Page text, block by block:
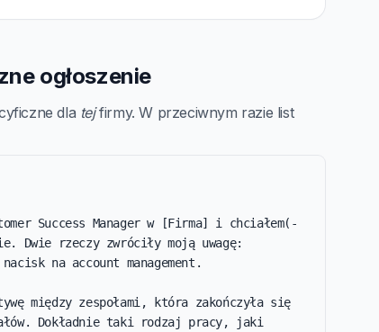
ogłoszenie
dla tejfirmy. W przeciwnym razie list
Success Manager w [Firma] i chciałem(-
Dwie rzeczy zwróciły moją uwagę:
na account management.
między zespołami, która zakończyła się
Dokładnie taki rodzaj pracy, jaki